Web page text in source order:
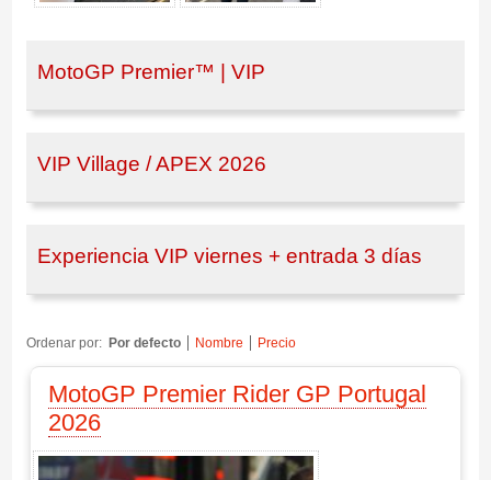
MotoGP Premier™ | VIP
VIP Village / APEX 2026
Experiencia VIP viernes + entrada 3 días
Ordenar por: Por defecto Nombre Precio
MotoGP Premier Rider GP Portugal
2026